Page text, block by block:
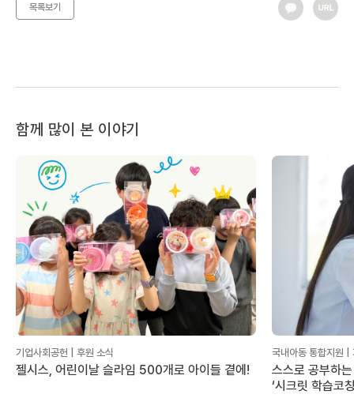
목록보기
함께 많이 본 이야기
기업사회공헌 | 후원 소식
젤시스, 어린이날 슬라임 500개로 아이들 곁에!
국내아동 통합지원 |
스스로 공부하
‘시크릿 학습코